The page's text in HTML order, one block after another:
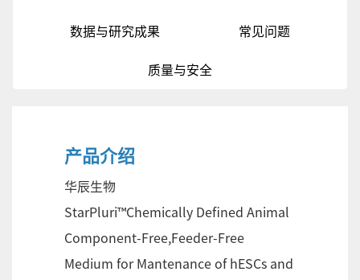
数据与研究成果 常见问题
质量与安全
产品介绍
华辰生物
StarPluri™Chemically Defined Animal
Component-Free,Feeder-Free
Medium for Mantenance of hESCs and